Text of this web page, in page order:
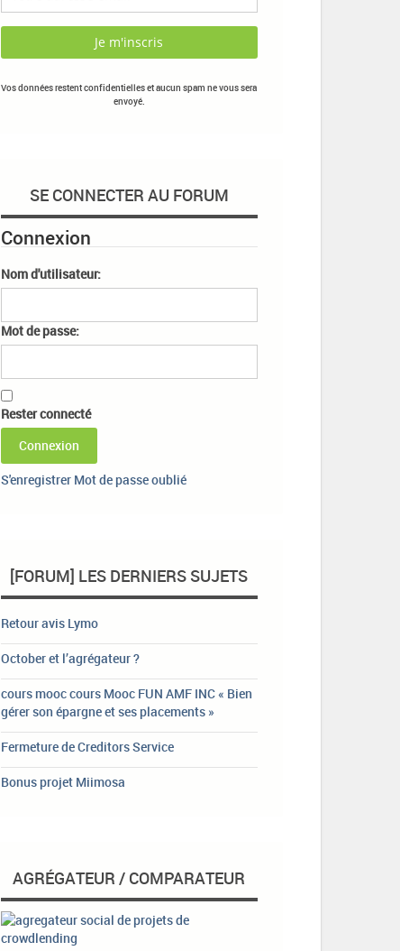
Vos données restent confidentielles et aucun spam ne vous sera
envoyé.
SE CONNECTER AU FORUM
Connexion
Nom d'utilisateur:
Mot de passe:
Rester connecté
Connexion
S'enregistrer Mot de passe oublié
[FORUM] LES DERNIERS SUJETS
Retour avis Lymo
October et l’agrégateur ?
cours mooc cours Mooc FUN AMF INC « Bien
gérer son épargne et ses placements »
Fermeture de Creditors Service
Bonus projet Miimosa
AGRÉGATEUR / COMPARATEUR